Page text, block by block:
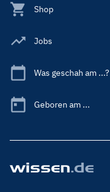
Shop
Jobs
Was geschah am ...?
Geboren am ...